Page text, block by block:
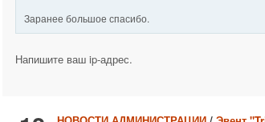
Заранее большое спасибо.
Напишите ваш ip-адрес.